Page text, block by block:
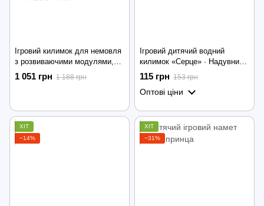
Ігровий килимок для немовля
з розвиваючими модулями,
дитячим піаніно та
брязкальцями PIANO
1 051 грн 1 188 грн
Ігровий дитячий водний
килимок «Серце» ∙ Надувний
аквакилимок для дитини
115 грн 153 грн
Оптові ціни
ХІТ
−14%
ХІТ
−31%